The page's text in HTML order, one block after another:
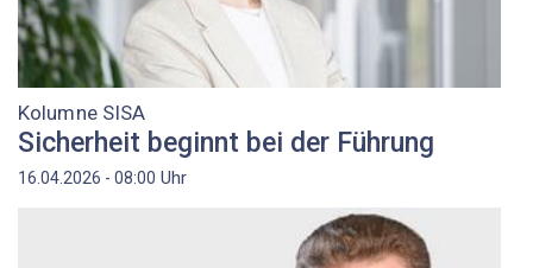
Kolumne SISA
Sicherheit beginnt bei der Führung
16.04.2026 - 08:00 Uhr